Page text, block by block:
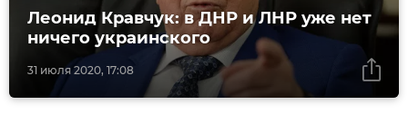
31 июля 2020, 17:08
Леонид Кравчук: в ДНР и ЛНР уже нет
ничего украинского